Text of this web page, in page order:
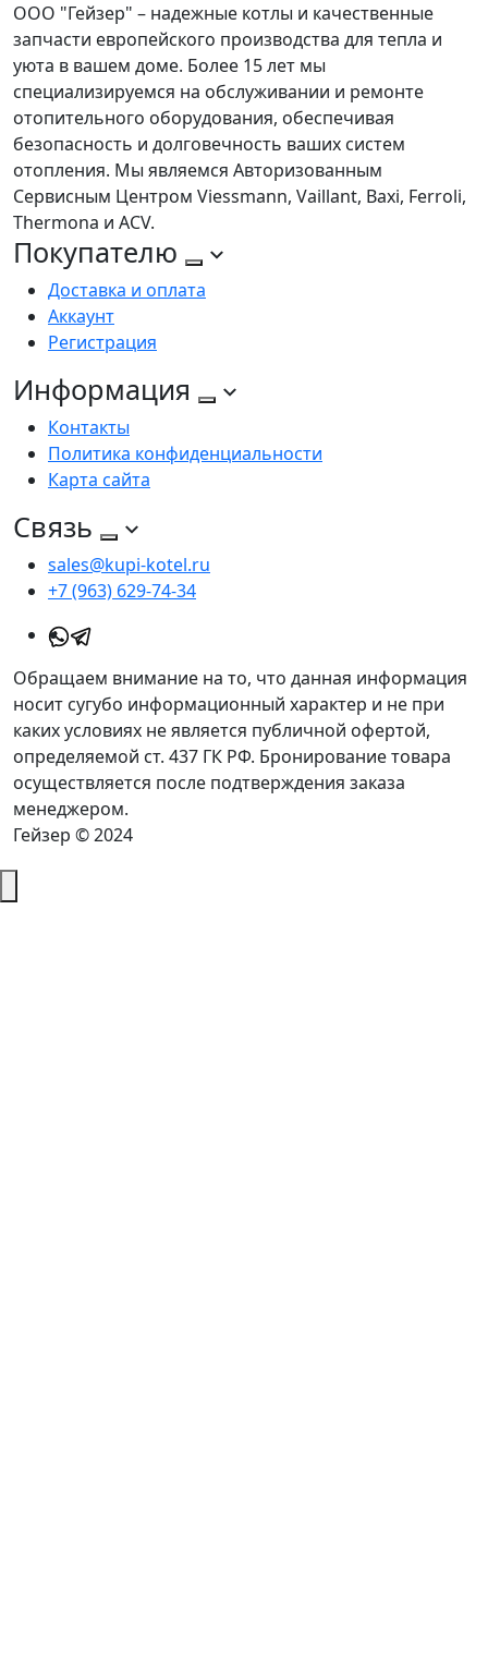
ООО "Гейзер" – надежные котлы и качественные
запчасти европейского производства для тепла и
уюта в вашем доме. Более 15 лет мы
специализируемся на обслуживании и ремонте
отопительного оборудования, обеспечивая
безопасность и долговечность ваших систем
отопления. Мы являемся Авторизованным
Сервисным Центром Viessmann, Vaillant, Baxi, Ferroli,
Thermona и ACV.
Покупателю
Доставка и оплата
Аккаунт
Регистрация
Информация
Контакты
Политика конфиденциальности
Карта сайта
Связь
sales@kupi-kotel.ru
+7 (963) 629-74-34
Обращаем внимание на то, что данная информация
носит сугубо информационный характер и не при
каких условиях не является публичной офертой,
определяемой ст. 437 ГК РФ. Бронирование товара
осуществляется после подтверждения заказа
менеджером.
Гейзер © 2024